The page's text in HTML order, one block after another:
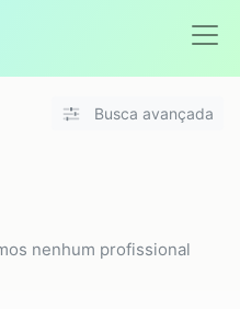
Busca avançada
nenhum profissional